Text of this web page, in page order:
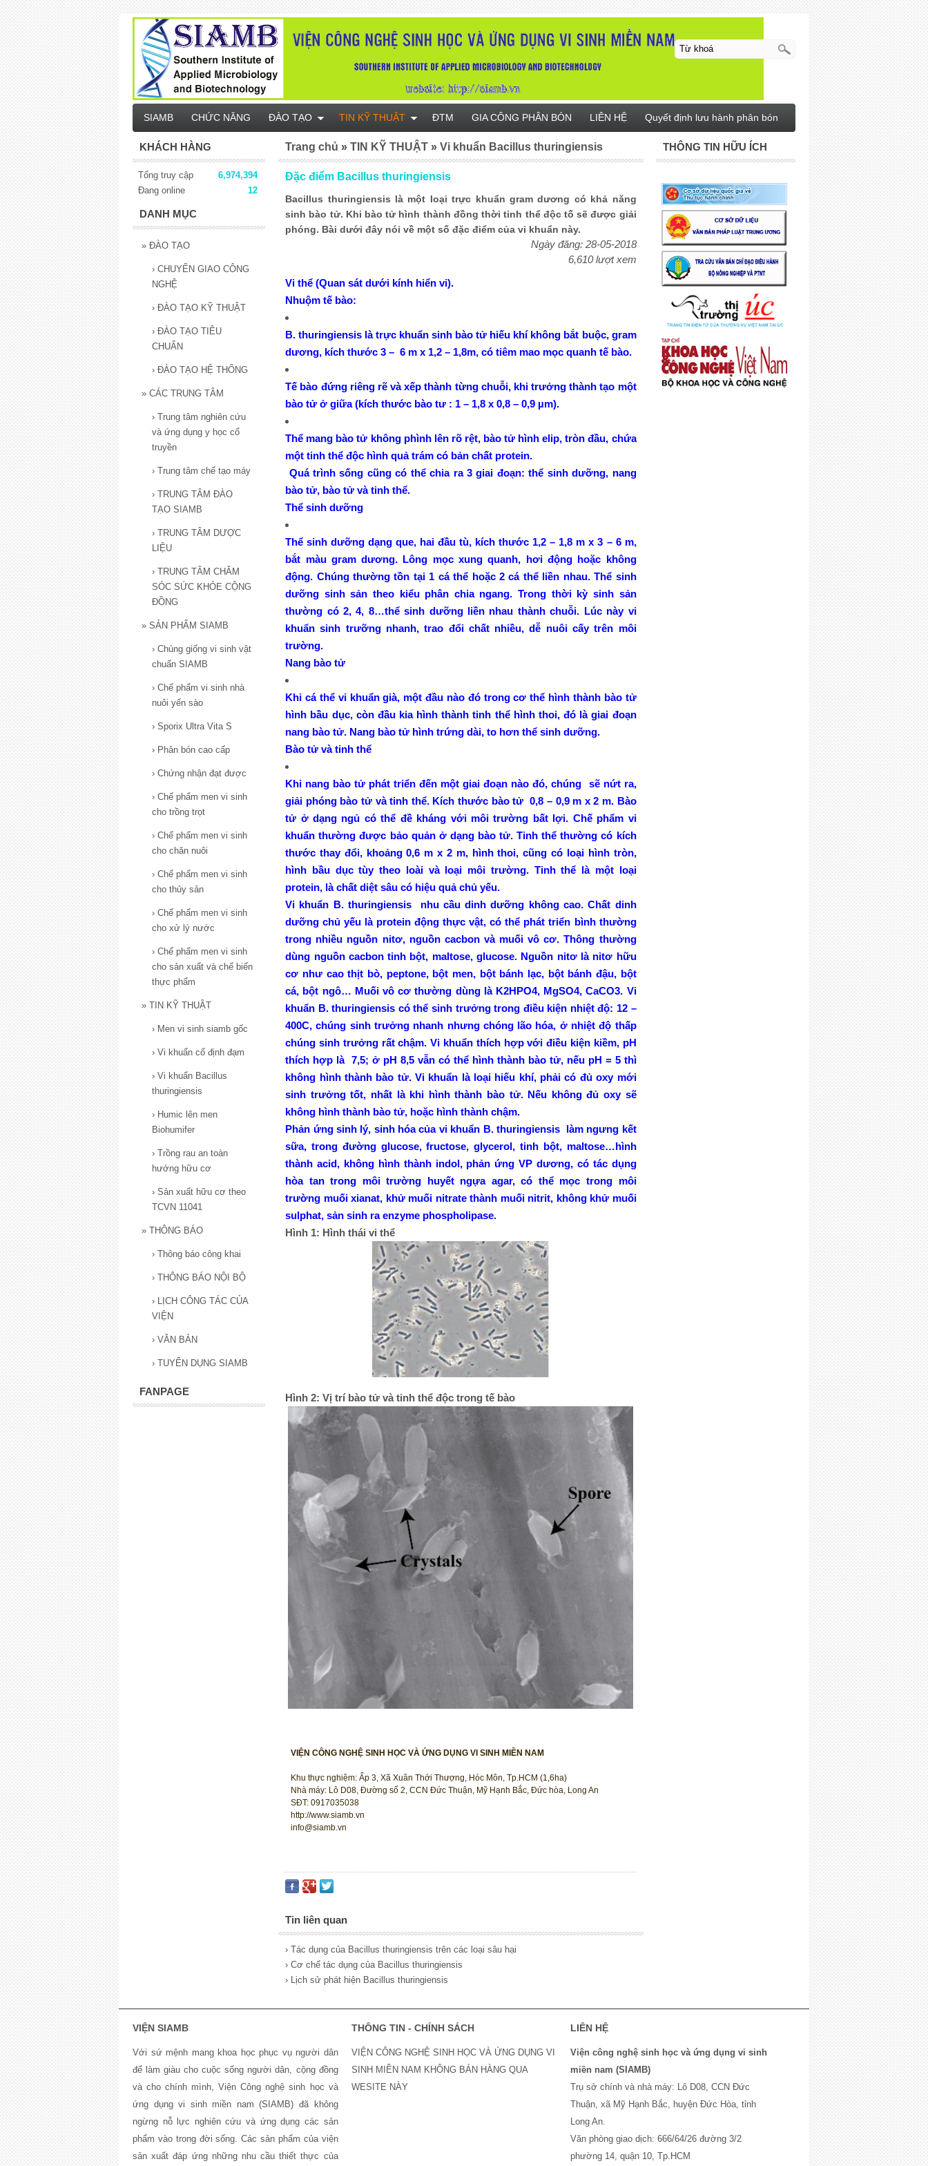
Đặc điểm Bacillus thuringiensis
Bacillus thuringiensis là một loại trực khuẩn gram dương có khả năng
sinh bào tử. Khi bào tử hình thành đồng thời tinh thể độc tố sẽ được giải
phóng. Bài dưới đây nói về một số đặc điểm của vi khuẩn này.
Ngày đăng: 28-05-2018
6,610 lượt xem
Vi thể (Quan sát dưới kính hiển vi).
Nhuộm tế bào:
B. thuringiensis là trực khuẩn sinh bào tử hiếu khí không bắt buộc, gram
dương, kích thước 3 – 6 m x 1,2 – 1,8m, có tiêm mao mọc quanh tế bào.
Tế bào đứng riêng rẽ và xếp thành từng chuỗi, khi trưởng thành tạo một
bào tử ở giữa (kích thước bào tư : 1 – 1,8 x 0,8 – 0,9 µm).
Thể mang bào tử không phình lên rõ rệt, bào tử hình elip, tròn đầu, chứa
một tinh thể độc hình quả trám có bản chất protein.
Quá trình sống cũng có thể chia ra 3 giai đoạn: thể sinh dưỡng, nang
bào tử, bào tử và tinh thể.
Thể sinh dưỡng
Thể sinh dưỡng dạng que, hai đầu tù, kích thước 1,2 – 1,8 m x 3 – 6 m,
bắt màu gram dương. Lông mọc xung quanh, hơi động hoặc không
động. Chúng thường tồn tại 1 cá thể hoặc 2 cá thể liền nhau. Thể sinh
dưỡng sinh sản theo kiểu phân chia ngang. Trong thời kỳ sinh sản
thường có 2, 4, 8…thể sinh dưỡng liền nhau thành chuỗi. Lúc này vi
khuẩn sinh trưỡng nhanh, trao đổi chất nhiều, dễ nuôi cấy trên môi
trường.
Nang bào tử
Khi cá thể vi khuẩn già, một đầu nào đó trong cơ thể hình thành bào tử
hình bầu dục, còn đầu kia hình thành tinh thể hình thoi, đó là giai đoạn
nang bào tử. Nang bào tử hình trứng dài, to hơn thể sinh dưỡng.
Bào tử và tinh thể
Khi nang bào tử phát triển đến một giai đoạn nào đó, chúng sẽ nứt ra,
giải phóng bào tử và tinh thể. Kích thước bào tử 0,8 – 0,9 m x 2 m. Bào
tử ở dạng ngủ có thể đề kháng với môi trường bất lợi. Chế phẩm vi
khuẩn thường được bảo quản ở dạng bào tử. Tinh thể thường có kích
thước thay đổi, khoảng 0,6 m x 2 m, hình thoi, cũng có loại hình tròn,
hình bầu dục tùy theo loài và loại môi trường. Tinh thể là một loại
protein, là chất diệt sâu có hiệu quả chủ yếu.
Vi khuẩn B. thuringiensis nhu cầu dinh dưỡng không cao. Chất dinh
dưỡng chủ yếu là protein động thực vật, có thể phát triển bình thường
trong nhiều nguồn nitơ, nguồn cacbon và muối vô cơ. Thông thường
dùng nguồn cacbon tinh bột, maltose, glucose. Nguồn nitơ là nitơ hữu
cơ như cao thịt bò, peptone, bột men, bột bánh lạc, bột bánh đậu, bột
cá, bột ngô… Muối vô cơ thường dùng là K2HPO4, MgSO4, CaCO3. Vi
khuẩn B. thuringiensis có thể sinh trưởng trong điều kiện nhiệt độ: 12 –
400C, chúng sinh trưởng nhanh nhưng chóng lão hóa, ở nhiệt độ thấp
chúng sinh trưởng rất chậm. Vi khuẩn thích hợp với điều kiện kiềm, pH
thích hợp là 7,5; ở pH 8,5 vẫn có thể hình thành bào tử, nếu pH = 5 thì
không hình thành bào tử. Vi khuẩn là loại hiếu khí, phải có đủ oxy mới
sinh trưởng tốt, nhất là khi hình thành bào tử. Nếu không đủ oxy sẽ
không hình thành bào tử, hoặc hình thành chậm.
Phản ứng sinh lý, sinh hóa của vi khuẩn B. thuringiensis làm ngưng kết
sữa, trong đường glucose, fructose, glycerol, tinh bột, maltose…hình
thành acid, không hình thành indol, phản ứng VP dương, có tác dụng
hòa tan trong môi trường huyết ngựa agar, có thể mọc trong môi
trường muối xianat, khử muối nitrate thành muối nitrit, không khử muối
sulphat, sản sinh ra enzyme phospholipase.
Hình 1: Hình thái vi thể
Hình 2: Vị trí bào tử và tinh thể độc trong tế bào
VIỆN CÔNG NGHỆ SINH HỌC VÀ ỨNG DỤNG VI SINH MIỀN NAM
Khu thực nghiệm: Ấp 3, Xã Xuân Thới Thượng, Hóc Môn, Tp.HCM (1,6ha)
Nhà máy: Lô D08, Đường số 2, CCN Đức Thuận, Mỹ Hạnh Bắc, Đức hòa, Long An
SĐT: 0917035038
http://www.siamb.vn
info@siamb.vn
Tin liên quan
› Tác dụng của Bacillus thuringiensis trên các loại sâu hại
› Cơ chế tác dụng của Bacillus thuringiensis
› Lịch sử phát hiện Bacillus thuringiensis
Trang chủ »TIN KỸ THUẬT »Vi khuẩn Bacillus thuringiensis THÔNG TIN HỮU ÍCH
KHÁCH HÀNG
Tổng truy cập
6,974,394
Đang online
12
DANH MỤC
» ĐÀO TẠO
› CHUYỂN GIAO CÔNG
NGHỆ
› ĐÀO TẠO KỸ THUẬT
› ĐÀO TẠO TIÊU
CHUẨN
› ĐÀO TẠO HỆ THỐNG
» CÁC TRUNG TÂM
› Trung tâm nghiên cứu
và ứng dụng y học cổ
truyền
› Trung tâm chế tạo máy
› TRUNG TÂM ĐÀO
TẠO SIAMB
› TRUNG TÂM DƯỢC
LIỆU
› TRUNG TÂM CHĂM
SÓC SỨC KHỎE CỘNG
ĐỒNG
» SẢN PHẨM SIAMB
› Chủng giống vi sinh vật
chuẩn SIAMB
› Chế phẩm vi sinh nhà
nuôi yến sào
› Sporix Ultra Vita S
› Phân bón cao cấp
› Chứng nhận đạt được
› Chế phẩm men vi sinh
cho trồng trọt
› Chế phẩm men vi sinh
cho chăn nuôi
› Chế phẩm men vi sinh
cho thủy sản
› Chế phẩm men vi sinh
cho xử lý nước
› Chế phẩm men vi sinh
cho sản xuất và chế biến
thực phẩm
» TIN KỸ THUẬT
› Men vi sinh siamb gốc
› Vi khuẩn cố định đạm
› Vi khuẩn Bacillus
thuringiensis
› Humic lên men
Biohumifer
› Trồng rau an toàn
hướng hữu cơ
› Sản xuất hữu cơ theo
TCVN 11041
» THÔNG BÁO
› Thông báo công khai
› THÔNG BÁO NỘI BỘ
› LỊCH CÔNG TÁC CỦA
VIỆN
› VĂN BẢN
› TUYỂN DỤNG SIAMB
FANPAGE
SIAMB CHỨC NĂNG ĐÀO TẠO TIN KỸ THUẬT ĐTM GIA CÔNG PHÂN BÓN LIÊN HỆ Quyết định lưu hành phân bón
VIỆN SIAMB
Với sứ mệnh mang khoa học phục vụ người dân
để làm giàu cho cuộc sống người dân, cộng đồng
và cho chính mình, Viện Công nghệ sinh học và
ứng dụng vi sinh miền nam (SIAMB) đã không
ngừng nỗ lực nghiên cứu và ứng dụng các sản
phẩm vào trong đời sống. Các sản phẩm của viện
sản xuất đáp ứng những nhu cầu thiết thực của
THÔNG TIN - CHÍNH SÁCH
VIỆN CÔNG NGHỆ SINH HỌC VÀ ỨNG DỤNG VI
SINH MIỀN NAM KHÔNG BÁN HÀNG QUA
WESITE NÀY
LIÊN HỆ
Viện công nghệ sinh học và ứng dụng vi sinh
miền nam (SIAMB)
Trụ sở chính và nhà máy: Lô D08, CCN Đức
Thuận, xã Mỹ Hạnh Bắc, huyện Đức Hòa, tỉnh
Long An.
Văn phòng giao dịch: 666/64/26 đường 3/2
phường 14, quận 10, Tp.HCM